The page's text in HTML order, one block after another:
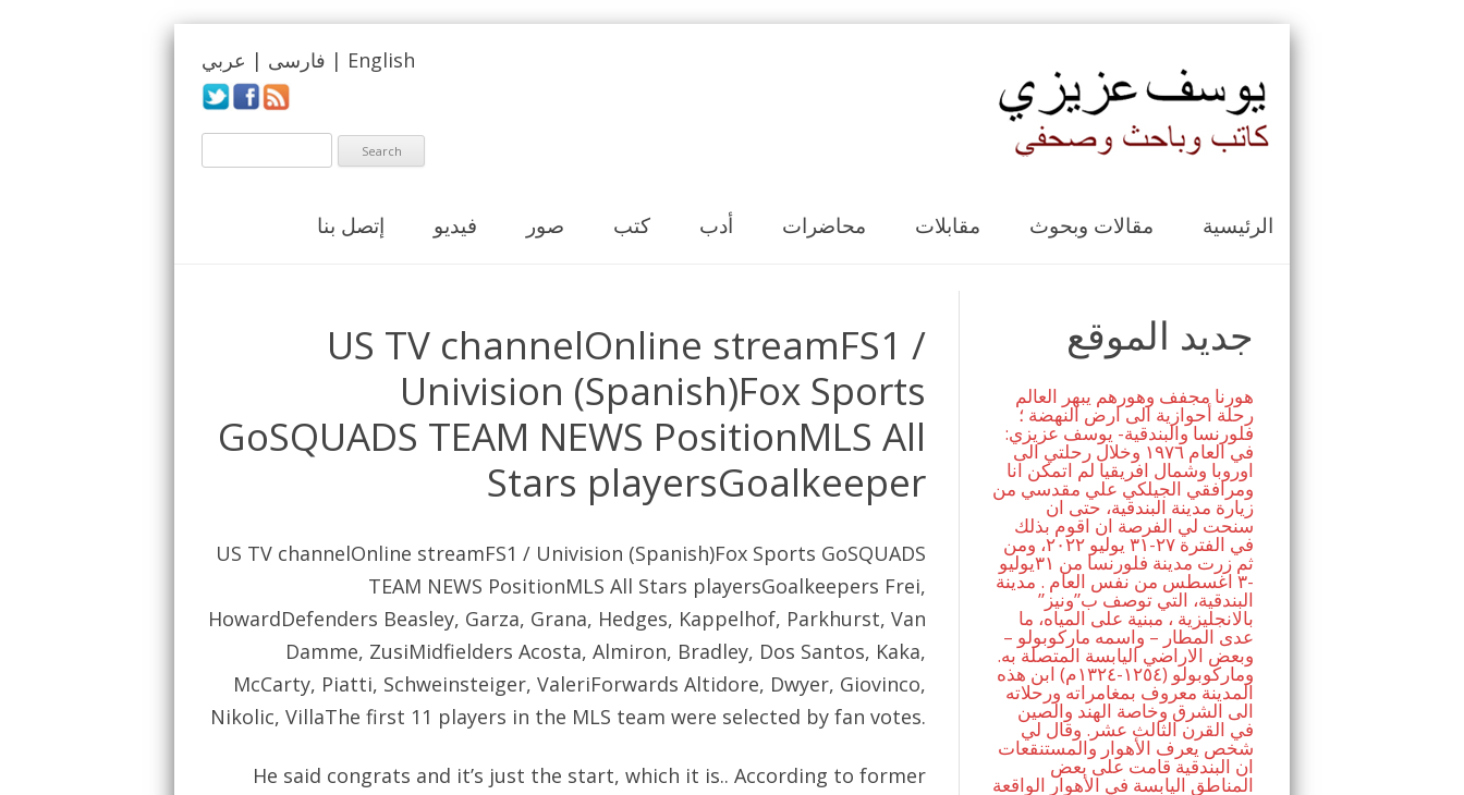
فارسی | عربي | English
إتصل بنا فيديو صور كتب أدب محاضرات مقابلات مقالات وبحوث الرئيسية
US TV channelOnline streamFS1 /
Univision (Spanish)Fox Sports
GoSQUADS TEAM NEWS PositionMLS All
Stars playersGoalkeeper
US TV channelOnline streamFS1 / Univision (Spanish)Fox Sports GoSQUADS
TEAM NEWS PositionMLS All Stars playersGoalkeepers Frei,
HowardDefenders Beasley, Garza, Grana, Hedges, Kappelhof, Parkhurst, Van
Damme, ZusiMidfielders Acosta, Almiron, Bradley, Dos Santos, Kaka,
McCarty, Piatti, Schweinsteiger, ValeriForwards Altidore, Dwyer, Giovinco,
Nikolic, VillaThe first 11 players in the MLS team were selected by fan votes.
He said congrats and it’s just the start, which it is.. According to former
جديد الموقع
هورنا مجفف وهورهم يبهر العالم
رحلة أحوازية الى ارض النهضة ؛
فلورنسا والبندقية- يوسف عزيزي:
في العام ١٩٧٦ وخلال رحلتي الى
اوروبا وشمال افريقيا لم اتمكن انا
ومرافقي الجيلكي علي مقدسي من
زيارة مدينة البندقية، حتى ان
سنحت لي الفرصة ان اقوم بذلك
في الفترة ٢٧-٣١ يوليو ٢٠٢٢، ومن
ثم زرت مدينة فلورنسا من ٣١يوليو
-٣ اغسطس من نفس العام . مدينة
البندقية، التي توصف ب”ونيز”
بالانجليزية ، مبنية على المياه، ما
عدى المطار – واسمه ماركوبولو –
وبعض الاراضي اليابسة المتصلة به.
وماركوبولو (١٢٥٤-١٣٢٤م) ابن هذه
المدينة معروف بمغامراته ورحلاته
الى الشرق وخاصة الهند والصين
في القرن الثالث عشر. وقال لي
شخص يعرف الأهوار والمستنقعات
ان البندقية قامت على بعض
المناطق اليابسة في الأهوار الواقعة